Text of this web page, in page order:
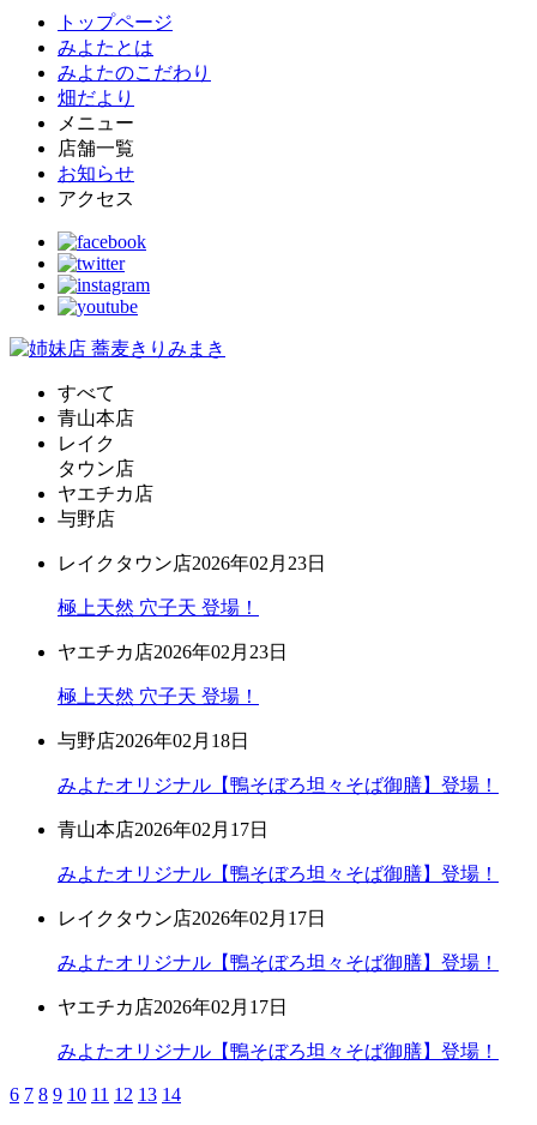
トップページ
みよたとは
みよたのこだわり
畑だより
メニュー
店舗一覧
お知らせ
アクセス
すべて
青山本店
レイク
タウン店
ヤエチカ店
与野店
レイクタウン店2026年02月23日
極上天然 穴子天 登場！
ヤエチカ店2026年02月23日
極上天然 穴子天 登場！
与野店2026年02月18日
みよたオリジナル【鴨そぼろ坦々そば御膳】登場！
青山本店2026年02月17日
みよたオリジナル【鴨そぼろ坦々そば御膳】登場！
レイクタウン店2026年02月17日
みよたオリジナル【鴨そぼろ坦々そば御膳】登場！
ヤエチカ店2026年02月17日
みよたオリジナル【鴨そぼろ坦々そば御膳】登場！
6 7 8 9 10 11 12 13 14